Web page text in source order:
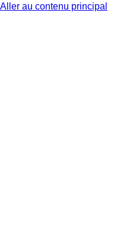
Aller au contenu principal